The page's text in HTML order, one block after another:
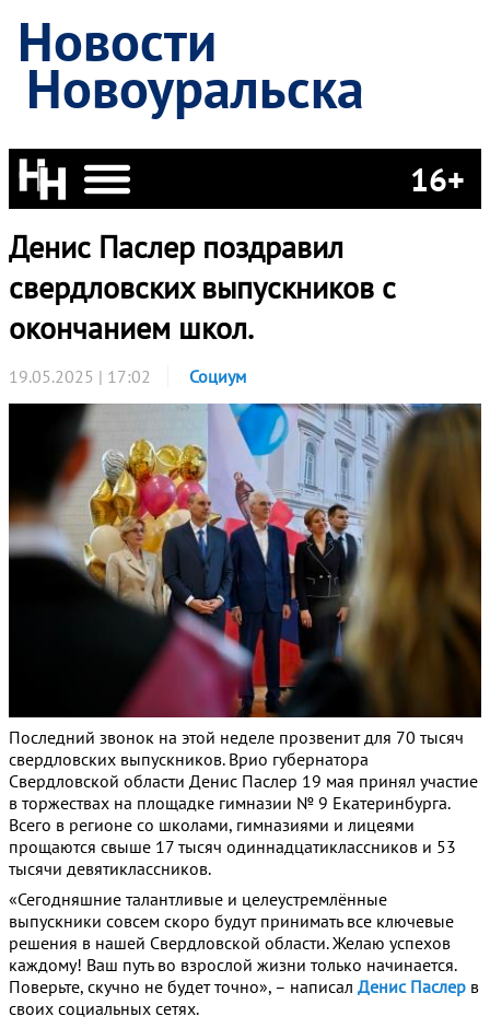
Новости
Новоуральска
16+
Денис Паслер поздравил
свердловских выпускников с
окончанием школ.
19.05.2025 | 17:02 Социум
Последний звонок на этой неделе прозвенит для 70 тысяч
свердловских выпускников. Врио губернатора
Свердловской области Денис Паслер 19 мая принял участие
в торжествах на площадке гимназии № 9 Екатеринбурга.
Всего в регионе со школами, гимназиями и лицеями
прощаются свыше 17 тысяч одиннадцатиклассников и 53
тысячи девятиклассников.
«Сегодняшние талантливые и целеустремлённые
выпускники совсем скоро будут принимать все ключевые
решения в нашей Свердловской области. Желаю успехов
каждому! Ваш путь во взрослой жизни только начинается.
Поверьте, скучно не будет точно», – написал Денис Паслер в
своих социальных сетях.